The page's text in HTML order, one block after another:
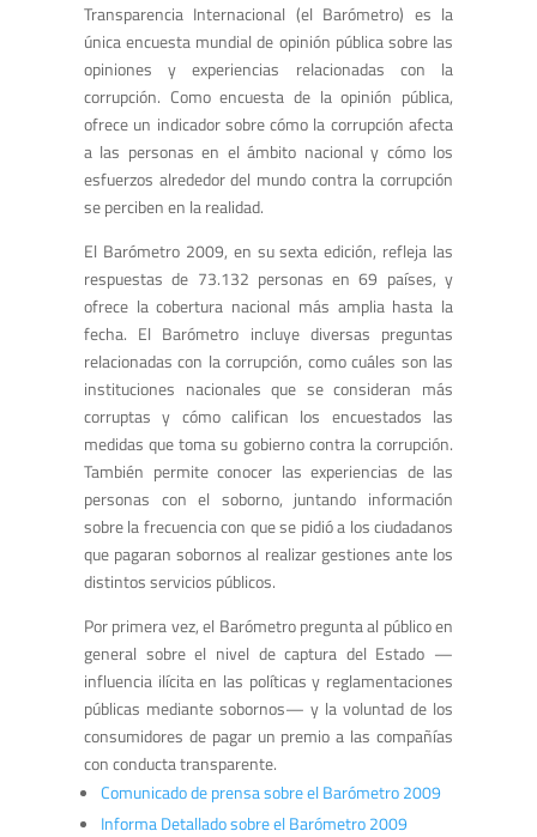
Transparencia Internacional (el Barómetro) es la
única encuesta mundial de opinión pública sobre las
opiniones y experiencias relacionadas con la
corrupción. Como encuesta de la opinión pública,
ofrece un indicador sobre cómo la corrupción afecta
a las personas en el ámbito nacional y cómo los
esfuerzos alrededor del mundo contra la corrupción
se perciben en la realidad.
El Barómetro 2009, en su sexta edición, refleja las
respuestas de 73.132 personas en 69 países, y
ofrece la cobertura nacional más amplia hasta la
fecha. El Barómetro incluye diversas preguntas
relacionadas con la corrupción, como cuáles son las
instituciones nacionales que se consideran más
corruptas y cómo califican los encuestados las
medidas que toma su gobierno contra la corrupción.
También permite conocer las experiencias de las
personas con el soborno, juntando información
sobre la frecuencia con que se pidió a los ciudadanos
que pagaran sobornos al realizar gestiones ante los
distintos servicios públicos.
Por primera vez, el Barómetro pregunta al público en
general sobre el nivel de captura del Estado —
influencia ilícita en las políticas y reglamentaciones
públicas mediante sobornos— y la voluntad de los
consumidores de pagar un premio a las compañías
con conducta transparente.
Comunicado de prensa sobre el Barómetro 2009
Informa Detallado sobre el Barómetro 2009